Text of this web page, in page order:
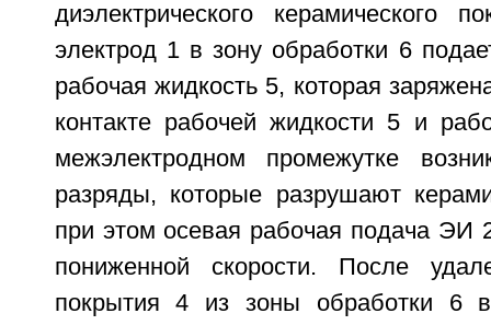
диэлектрического керамического
электрод 1 в зону обработки 6
рабочая жидкость 5, которая
контакте рабочей жидкости 5 и
межэлектродном промежутке
разряды, которые разрушают
при этом осевая рабочая подача ЭИ
пониженной скорости. После
покрытия 4 из зоны обработки 6